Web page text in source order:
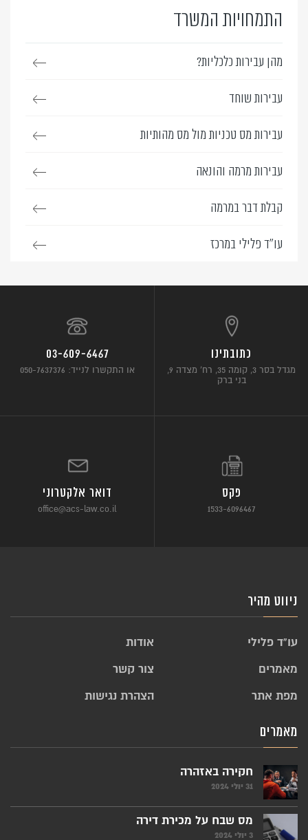
התמחויות המשרד
מהן עבירות כלכליות?
עבירות שוחד
עבירות מס טכניות מול מס מהותיות
עבירות מרמה והונאה
קבלת דבר במרמה
עו”ד פלילי במרכז
כתובתינו
מגדל בסר 3, קומה 35, רח’ מצדה 9,
בני ברק
03-609-6467
או התקשרו לנייד: 050-7637376
פקס
1533-6096467
דואר אלקטרוני
office@acs-law.co.il
ניווט מהיר
עו”ד פלילי
אודות
מאמרים
צור קשר
מפת אתר
הצהרת נגישות
מאמרים
חקירה באזהרה
31 יולי 2024
מס שבח על מכירת דירה
3 יולי 2024